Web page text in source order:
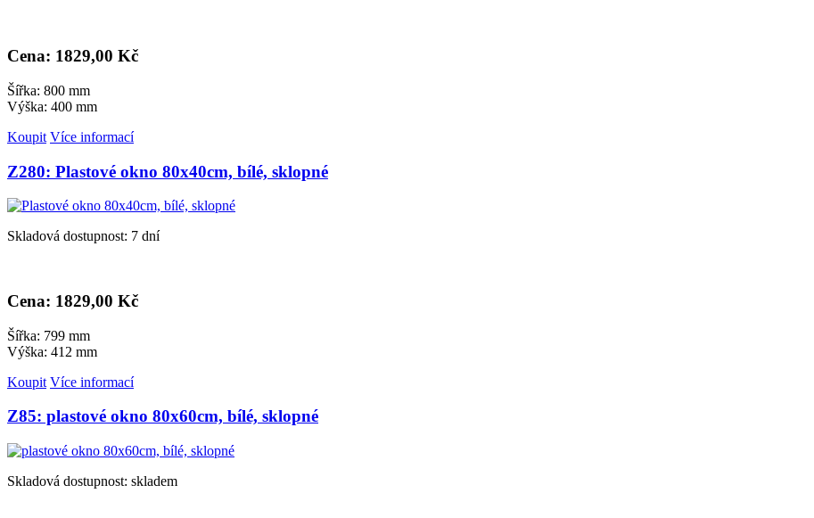
Cena: 1829,00 Kč
Šířka: 800 mm
Výška: 400 mm
Koupit Více informací
Z280: Plastové okno 80x40cm, bílé, sklopné
Skladová dostupnost: 7 dní
Cena: 1829,00 Kč
Šířka: 799 mm
Výška: 412 mm
Koupit Více informací
Z85: plastové okno 80x60cm, bílé, sklopné
Skladová dostupnost: skladem